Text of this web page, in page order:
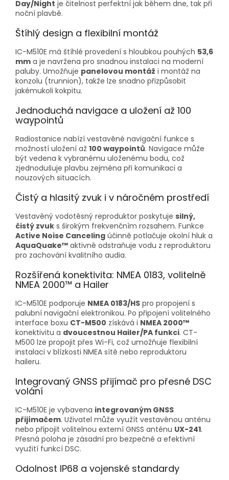
Day/Night je čitelnost perfektní jak během dne, tak při
noční plavbě.
Štíhlý design a flexibilní montáž
IC-M510E má štíhlé provedení s hloubkou pouhých 53,6
mm a je navržena pro snadnou instalaci na moderní
paluby. Umožňuje panelovou montáž i montáž na
konzolu (trunnion), takže lze snadno přizpůsobit
jakémukoli kokpitu.
Jednoduchá navigace a uložení až 100
waypointů
Radiostanice nabízí vestavěné navigační funkce s
možností uložení až 100 waypointů. Navigace může
být vedena k vybranému uloženému bodu, což
zjednodušuje plavbu zejména při komunikaci a
nouzových situacích.
Čistý a hlasitý zvuk i v náročném prostředí
Vestavěný vodotěsný reproduktor poskytuje silný,
čistý zvuk s širokým frekvenčním rozsahem. Funkce
Active Noise Canceling účinně potlačuje okolní hluk a
AquaQuake™ aktivně odstraňuje vodu z reproduktoru
pro zachování kvalitního audia.
Rozšířená konektivita: NMEA 0183, volitelně
NMEA 2000™ a Hailer
IC-M510E podporuje NMEA 0183/HS pro propojení s
palubní navigační elektronikou. Po připojení volitelného
interface boxu CT-M500 získává i NMEA 2000™
konektivitu a dvoucestnou Hailer/PA funkci. CT-
M500 lze propojit přes Wi-Fi, což umožňuje flexibilní
instalaci v blízkosti NMEA sítě nebo reproduktoru
haileru.
Integrovaný GNSS přijímač pro přesné DSC
volání
IC-M510E je vybavena integrovaným GNSS
přijímačem. Uživatel může využít vestavěnou anténu
nebo připojit volitelnou externí GNSS anténu UX-241.
Přesná poloha je zásadní pro bezpečné a efektivní
využití funkcí DSC.
Odolnost IP68 a vojenské standardy